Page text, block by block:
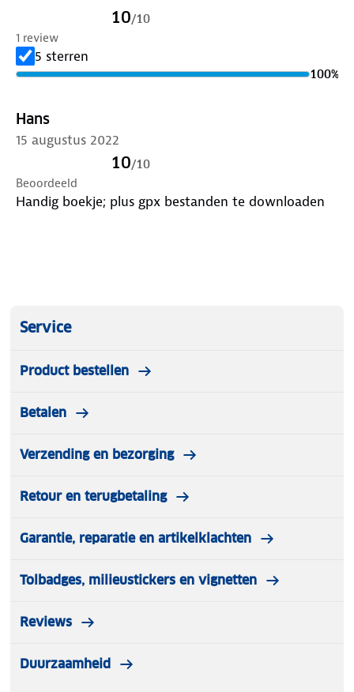
10/10
1 review
5 sterren
100%
Hans
15 augustus 2022
10/10
Beoordeeld
Handig boekje; plus gpx bestanden te downloaden
Service
Product bestellen
Betalen
Verzending en bezorging
Retour en terugbetaling
Garantie, reparatie en artikelklachten
Tolbadges, milieustickers en vignetten
Reviews
Duurzaamheid